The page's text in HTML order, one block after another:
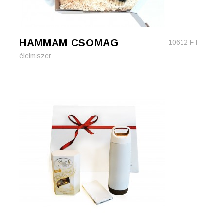
HAMMAM CSOMAG 10612 FT
élelmiszer